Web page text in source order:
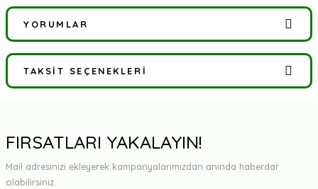
YORUMLAR
Bu ürüne ilk yorumu siz yapın!
TAKSIT SEÇENEKLERI
FIRSATLARI YAKALAYIN!
Mail adresinizi ekleyerek kampanyalarımızdan anında haberdar
olabilirsiniz.